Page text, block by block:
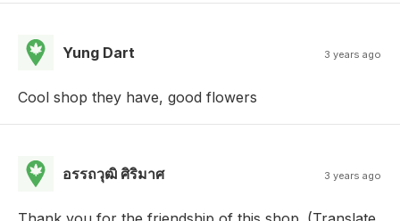
Yung Dart 3 years ago
Cool shop they have, good flowers
อรรถวุฒิ ศิริมาศ 3 years ago